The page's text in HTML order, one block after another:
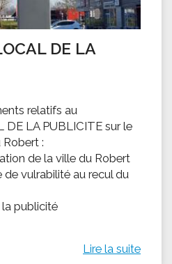
DE LA
relatifs au
DE LA PUBLICITE sur le
:
de la ville du Robert
vulrabilité au recul du
publicité
Lire la suite